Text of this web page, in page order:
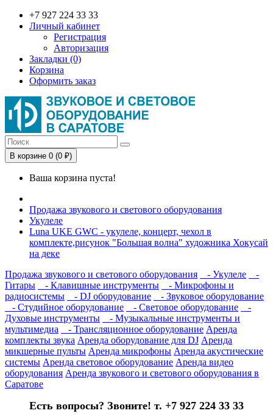
+7 927 224 33 33
Личный кабинет
Регистрация
Авторизация
Закладки (0)
Корзина
Оформить заказ
В корзине 0 (0 ₽)
Ваша корзина пуста!
Продажа звукового и светового оборудования
Укулеле
Luna UKE GWC - укулеле, концерт, чехол в
комплекте,рисунок "Большая волна" художника Хокусай
на деке
Продажа звукового и светового оборудования
- Укулеле
-
Гитары
- Клавишные инструменты
- Микрофоны и
радиосистемы
- DJ оборудование
- Звуковое оборудование
- Студийное оборудование
- Световое оборудование
-
Духовые инструменты
- Музыкальные инструменты и
мультимедиа
- Трансляционное оборудование Аренда
комплекты звука Аренда оборудование для DJ Аренда
микшерные пульты Аренда микрофоны Аренда акустические
системы Аренда световое оборудование Аренда видео
оборудования Аренда звукового и светового оборудования в
Саратове
Есть вопросы? Звоните! т. +7 927 224 33 33